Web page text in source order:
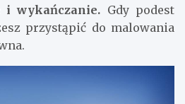
i wykańczanie. Gdy podest
przystąpić do malowania